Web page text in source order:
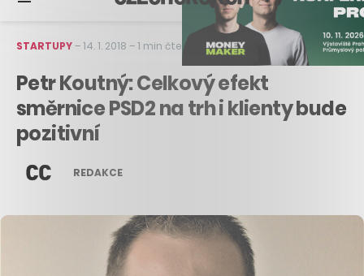
STARTUPY–14. 1. 2018 –1 min čtení
Petr Koutný: Celkový efekt
směrnice PSD2 na trh i klienty bude
pozitivní
REDAKCE